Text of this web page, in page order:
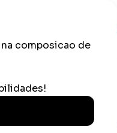
saiba como